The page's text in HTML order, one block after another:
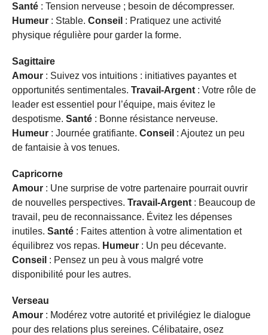
Santé : Tension nerveuse ; besoin de décompresser.
Humeur : Stable. Conseil : Pratiquez une activité
physique régulière pour garder la forme.
Sagittaire
Amour : Suivez vos intuitions : initiatives payantes et
opportunités sentimentales. Travail-Argent : Votre rôle de
leader est essentiel pour l’équipe, mais évitez le
despotisme. Santé : Bonne résistance nerveuse.
Humeur : Journée gratifiante. Conseil : Ajoutez un peu
de fantaisie à vos tenues.
Capricorne
Amour : Une surprise de votre partenaire pourrait ouvrir
de nouvelles perspectives. Travail-Argent : Beaucoup de
travail, peu de reconnaissance. Évitez les dépenses
inutiles. Santé : Faites attention à votre alimentation et
équilibrez vos repas. Humeur : Un peu décevante.
Conseil : Pensez un peu à vous malgré votre
disponibilité pour les autres.
Verseau
Amour : Modérez votre autorité et privilégiez le dialogue
pour des relations plus sereines. Célibataire, osez